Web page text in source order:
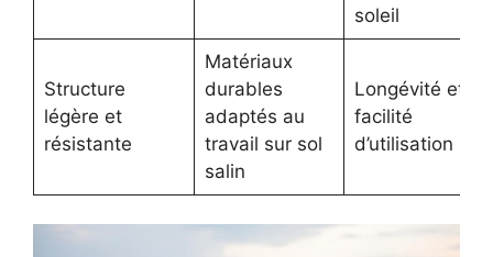
soleil
Structure
légère et
résistante
Matériaux
durables
adaptés au
travail sur sol
salin
Longévité et
facilité
d’utilisation